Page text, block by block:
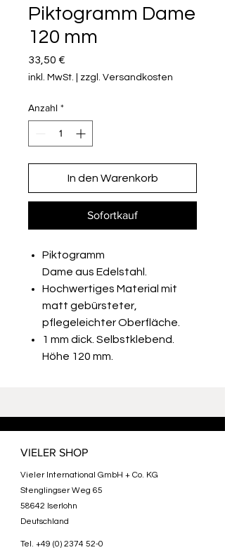
Piktogramm Dame
120 mm
33,50 €
inkl. MwSt. zzgl. Versandkosten
Anzahl *
In den Warenkorb
Sofortkauf
Piktogramm
Dame aus Edelstahl.
Hochwertiges Material mit
matt gebürsteter,
pflegeleichter Oberfläche.
1 mm dick. Selbstklebend.
Höhe 120 mm.
VIELER SHOP
Vieler International GmbH + Co. KG
Stenglingser Weg 65
58642 Iserlohn
Deutschland
Tel. +49 (0) 2374 52-0